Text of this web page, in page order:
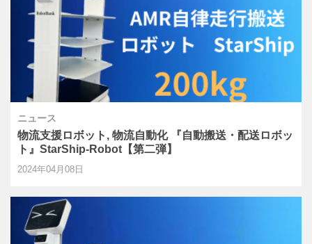
ニュース
物流支援ロボット, 物流自動化 『自動搬送・配送ロボッ
ト』StarShip-Robot【第二弾】
2024年04月08日